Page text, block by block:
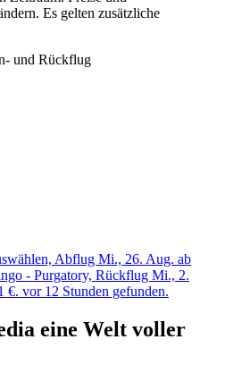
Es gelten zusätzliche
und Rückflug
Abflug Mi., 26. Aug. ab
- Purgatory, Rückflug Mi., 2.
€. vor 12 Stunden gefunden.
eine Welt voller